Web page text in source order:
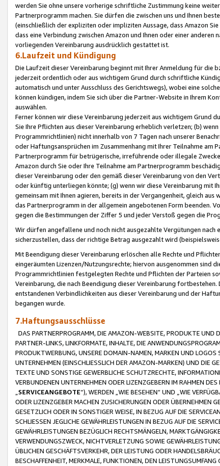
werden Sie ohne unsere vorherige schriftliche Zustimmung keine
Partnerprogramm machen. Sie dürfen die zwischen uns und Ihnen
(einschließlich der expliziten oder impliziten Aussage, dass Amazon
dass eine Verbindung zwischen Amazon und Ihnen oder einer
vorliegenden Vereinbarung ausdrücklich gestattet ist.
6.Laufzeit und Kündigung
Die Laufzeit dieser Vereinbarung beginnt mit Ihrer Anmeldung für die
jederzeit ordentlich oder aus wichtigem Grund durch schriftliche
automatisch und unter Ausschluss des Gerichtswegs), wobei eine
können kündigen, indem Sie sich über die Partner-Website in Ihrem
auswählen.
Ferner können wir diese Vereinbarung jederzeit aus wichtigem Grund
Sie Ihre Pflichten aus dieser Vereinbarung erheblich verletzen; (b)
Programmrichtlinien) nicht innerhalb von 7 Tagen nach unserer
oder Haftungsansprüchen im Zusammenhang mit Ihrer Teilnahme am
Partnerprogramm für betrügerische, irreführende oder illegale
Amazon durch Sie oder Ihre Teilnahme am Partnerprogramm
dieser Vereinbarung oder den gemäß dieser Vereinbarung von den
oder künftig unterliegen könnte; (g) wenn wir diese Vereinbarung mit
gemeinsam mit Ihnen agieren, bereits in der Vergangenheit, gleich
das Partnerprogramm in der allgemein angebotenen Form beenden.
gegen die Bestimmungen der Ziffer 5 und jeder Verstoß gegen die
Wir dürfen angefallene und noch nicht ausgezahlte Vergütungen
sicherzustellen, dass der richtige Betrag ausgezahlt wird
Mit Beendigung dieser Vereinbarung erlöschen alle Rechte und
eingeräumten Lizenzen/Nutzungsrechte; hiervon ausgenommen sind
Programmrichtlinien festgelegten Rechte und Pflichten der Parteien
Vereinbarung, die nach Beendigung dieser Vereinbarung
entstandenen Verbindlichkeiten aus dieser Vereinbarung und der
begangen wurde.
7.Haftungsausschlüsse
DAS PARTNERPROGRAMM, DIE AMAZON-WEBSITE, PRODUKTE UND
PARTNER-LINKS, LINKFORMATE, INHALTE, DIE
PRODUKTWERBUNG, UNSERE DOMAIN-NAMEN, MARKEN UND
UNTERNEHMEN (EINSCHLIESSLICH DER AMAZON-MARKEN) UND DIE
TEXTE UND SONSTIGE GEWERBLICHE SCHUTZRECHTE,
VERBUNDENEN UNTERNEHMEN ODER LIZENZGEBERN IM RAHMEN
SERVICEANGEBOTE“), WERDEN „WIE BESEHEN“ UND „WIE
ODER LIZENZGEBER MACHEN ZUSICHERUNGEN ODER ÜBERNEHMEN
GESETZLICH ODER IN SONSTIGER WEISE, IN BEZUG AUF DIE
SCHLIESSEN JEGLICHE GEWÄHRLEISTUNGEN IN BEZUG AUF DIE
GEWÄHRLEISTUNGEN BEZÜGLICH RECHTSMÄNGELN,
VERWENDUNGSZWECK, NICHTVERLETZUNG SOWIE
ÜBLICHEN GESCHÄFTSVERKEHR, DER LEISTUNG ODER
BESCHAFFENHEIT, MERKMALE, FUNKTIONEN, DEN